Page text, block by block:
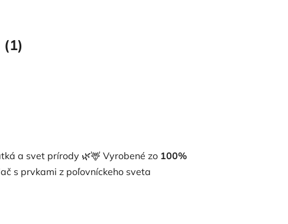
(1)
a svet prírody 🌿🦌 Vyrobené zo 100%
s prvkami z poľovníckeho sveta